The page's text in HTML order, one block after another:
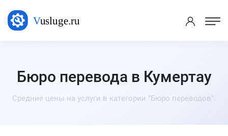
Бюро перевода в Кумертау
Средние цены на услуги в категории "Бюро переводов".